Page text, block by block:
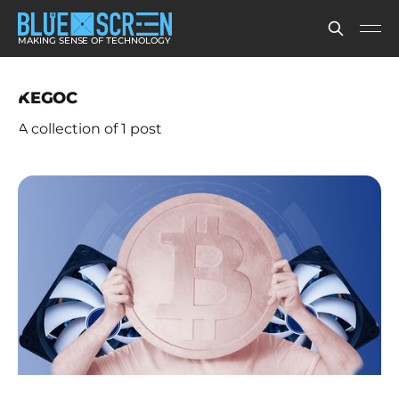
MAKING SENSE OF TECHNOLOGY
KEGOC
A collection of 1 post